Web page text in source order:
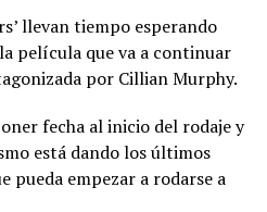
llevan tiempo esperando
película que va a continuar
por Cillian Murphy.
fecha al inicio del rodaje y
está dando los últimos
pueda empezar a rodarse a